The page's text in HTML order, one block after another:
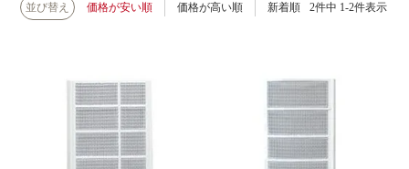
並び替え 価格が安い順 価格が高い順 新着順 2件中 1-2件表示